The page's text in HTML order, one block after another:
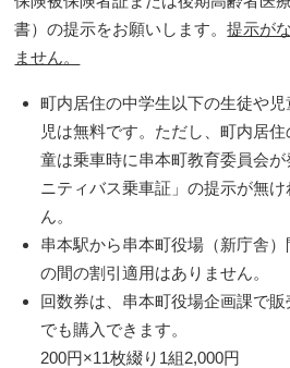
書）の提示をお願いします。提示が
ません。
町内居住の中学生以下の生徒や
児は無料です。ただし、町内居
童は乗車時に串本町教育委員会
ニティバス乗車証」の提示が無
ん。
串本駅から串本町役場（新庁舎）
の間の割引適用はありません。
回数券は、串本町役場企画課で
でも購入できます。
200円×11枚綴り1組2,000円